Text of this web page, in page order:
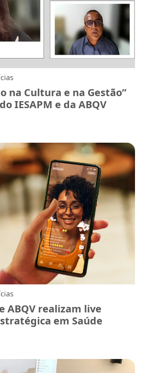
na Cultura e na Gestão”
IESAPM e da ABQV
ABQV realizam live
em Saúde